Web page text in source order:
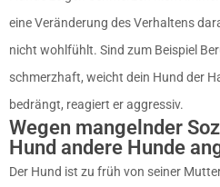
eine Veränderung des Verhaltens
nicht wohlfühlt. Sind zum Beispiel
schmerzhaft, weicht dein Hund der
bedrängt, reagiert er aggressiv.
Wegen mangelnder
Hund andere Hunde
Der Hund ist zu früh von seiner